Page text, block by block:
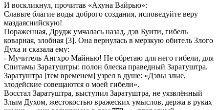
И воскликнул, прочитав «Ахуна Вайрью»:
Славьте благие воды доброго создания, исповедуйте веру
маздаяснийскую!
Пораженная, Друдж умчалась назад, дэв Буити, гибель
коварная, злобная [3]. Она вернулась в мерзкую обитель Злого
Духа и сказала ему:
- Мучитель Ангхро Майнью! Не обретаю для него гибели, для
Спитамы Заратуштры: полон блеска праведный Заратуштра.
Заратуштра [тем временем] узрел в душе: «Дэвы злые,
злодейские совещаются о моей гибели».
Восстал Заратуштра, выступил Заратуштра, не уязвлённый
Злым Духом, жестокостью вражеских умыслов, держа в руках